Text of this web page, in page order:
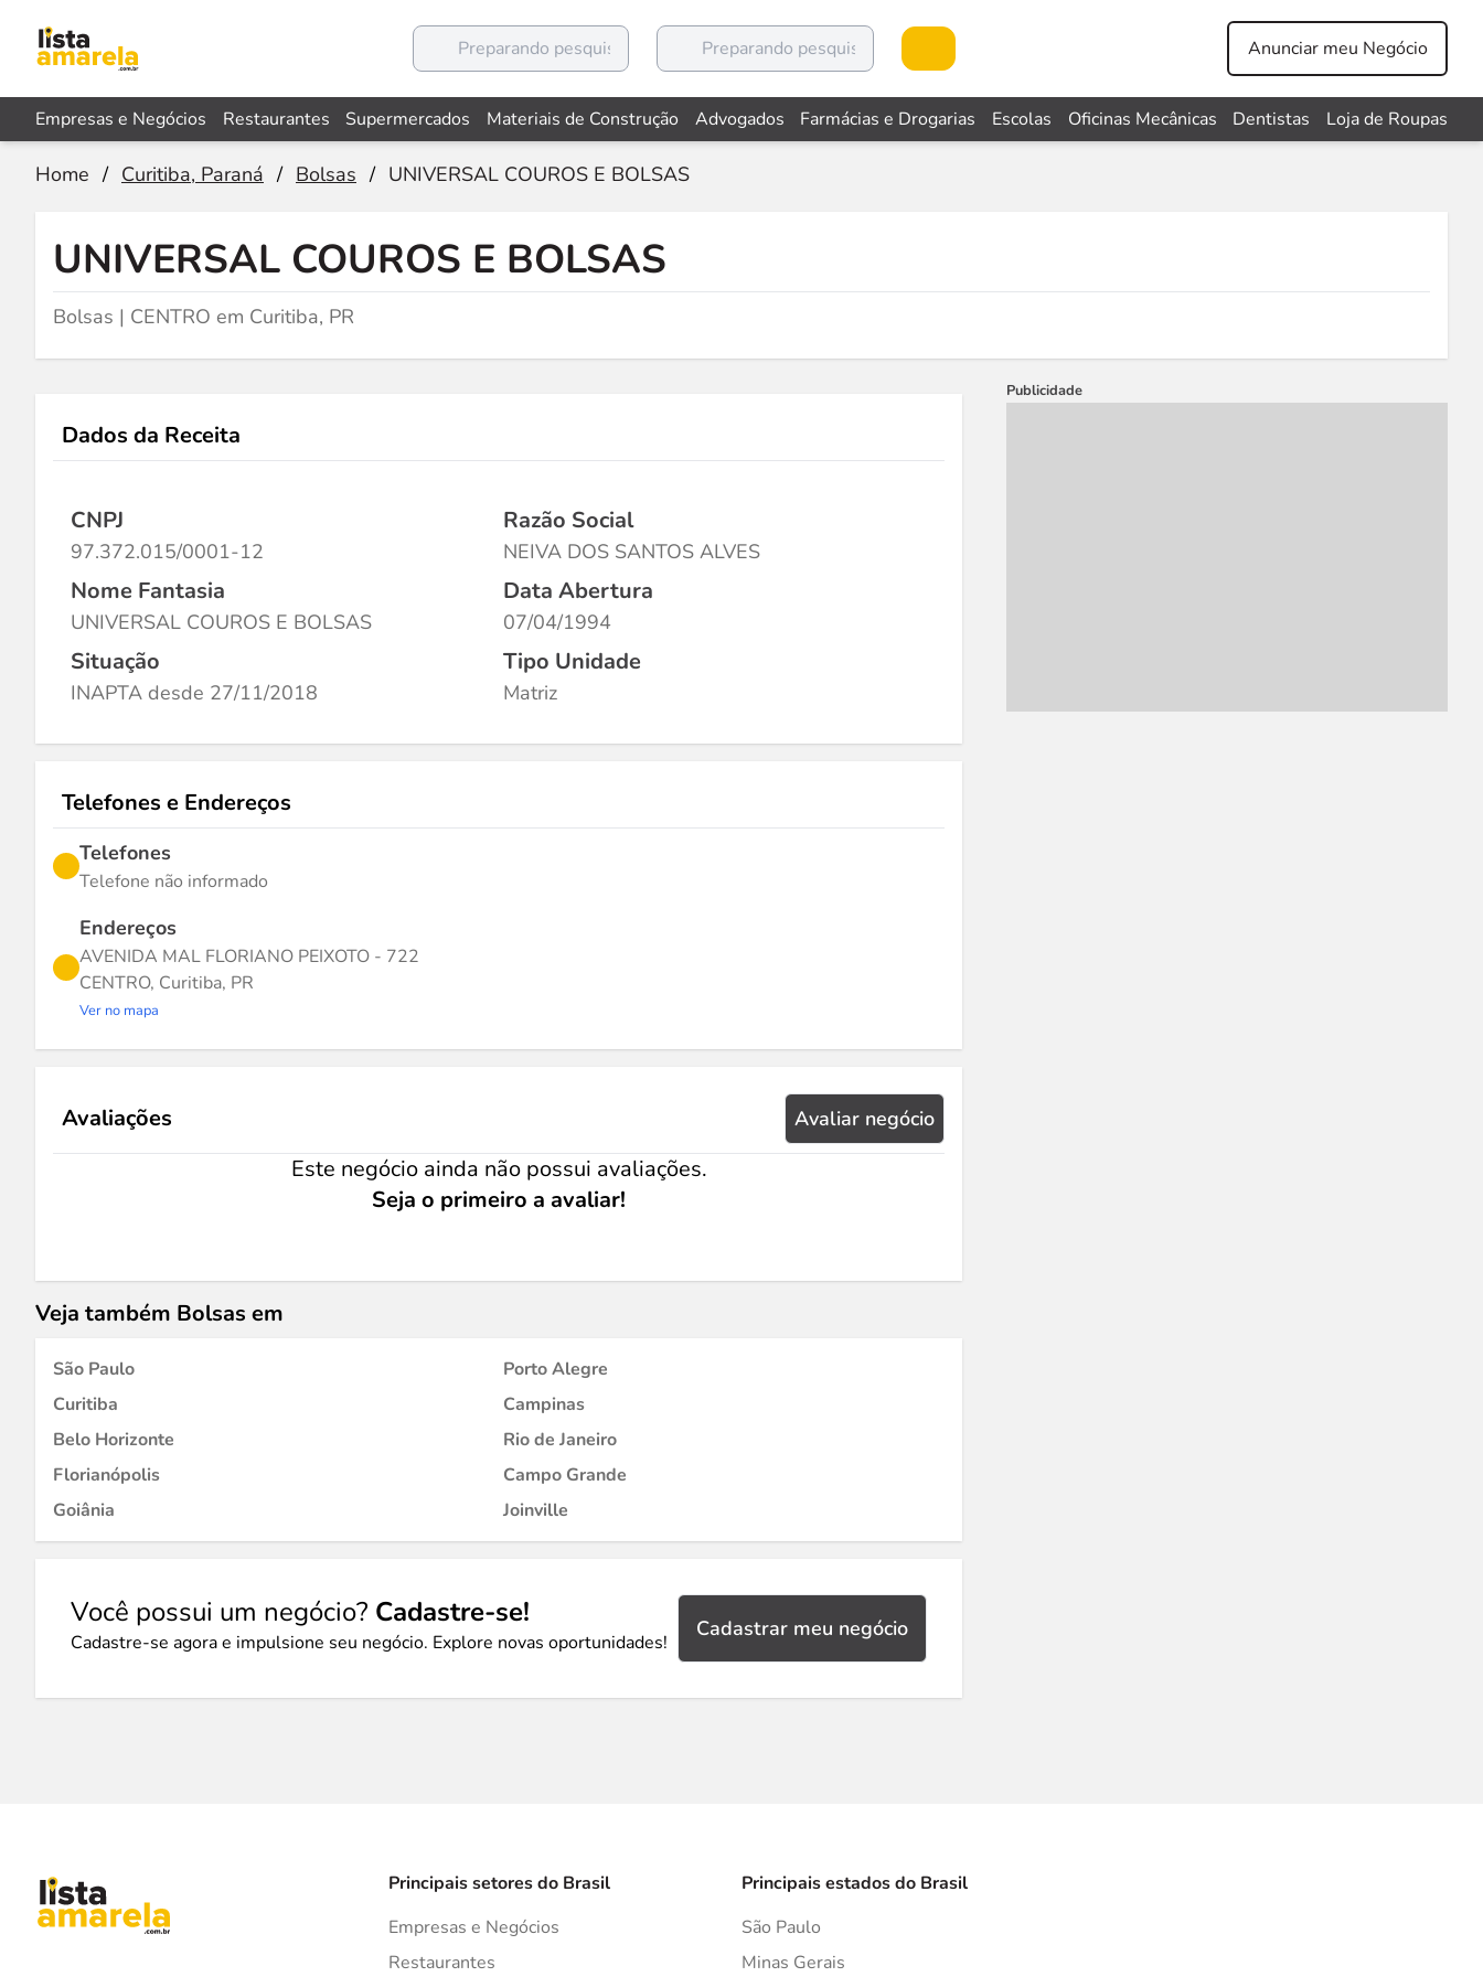
Anunciar meu Negócio
Empresas e Negócios Restaurantes Supermercados Materiais de Construção Advogados Farmácias e Drogarias Escolas Oficinas Mecânicas Dentistas Loja de Roupas
Home / Curitiba, Paraná / Bolsas / UNIVERSAL COUROS E BOLSAS
UNIVERSAL COUROS E BOLSAS
Bolsas | CENTRO em Curitiba, PR
Dados da Receita
CNPJ
97.372.015/0001-12
Razão Social
NEIVA DOS SANTOS ALVES
Nome Fantasia
UNIVERSAL COUROS E BOLSAS
Data Abertura
07/04/1994
Situação
INAPTA desde 27/11/2018
Tipo Unidade
Matriz
Telefones e Endereços
Telefones
Telefone não informado
Endereços
AVENIDA MAL FLORIANO PEIXOTO - 722
CENTRO, Curitiba, PR
Ver no mapa
Avaliações Avaliar negócio
Este negócio ainda não possui avaliações.
Seja o primeiro a avaliar!
Veja também Bolsas em
São Paulo
Porto Alegre
Curitiba
Campinas
Belo Horizonte
Rio de Janeiro
Florianópolis
Campo Grande
Goiânia
Joinville
Você possui um negócio? Cadastre-se!
Cadastre-se agora e impulsione seu negócio. Explore novas oportunidades!
Cadastrar meu negócio
Publicidade
Principais setores do Brasil
Empresas e Negócios
Restaurantes
Principais estados do Brasil
São Paulo
Minas Gerais